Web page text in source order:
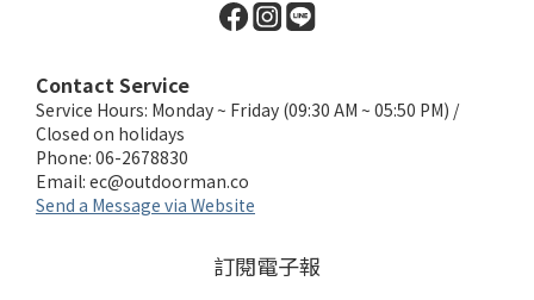
Contact Service
Service Hours: Monday ~ Friday (09:30 AM ~ 05:50 PM) /
Closed on holidays
Phone: 06-2678830
Email: ec@outdoorman.co
Send a Message via Website
訂閱電子報